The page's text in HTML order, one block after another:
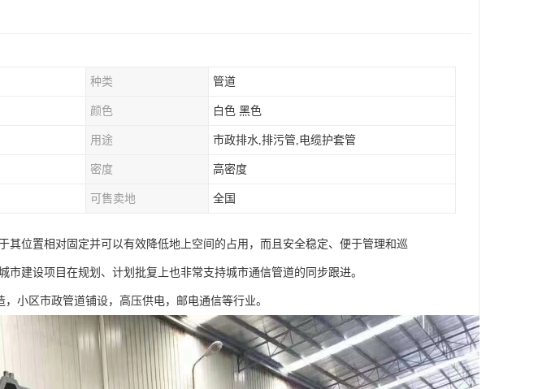
种类 管道
颜色 白色 黑色
用途 市政排水,排污管,电缆护套管
密度 高密度
可售卖地 全国
其位置相对固定并可以有效降低地上空间的占用，而且安全稳定、便于管理和巡
建设项目在规划、计划批复上也非常支持城市通信管道的同步跟进。
小区市政管道铺设，高压供电，邮电通信等行业。